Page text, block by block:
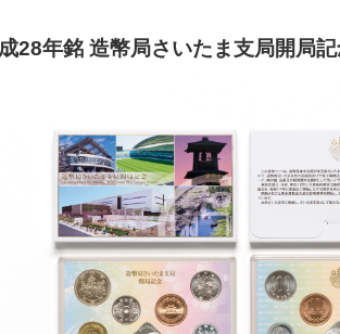
28年銘 造幣局さいたま支局開局